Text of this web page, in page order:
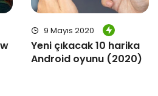
9 Mayıs 2020
Yeni çıkacak 10 harika
Android oyunu (2020)